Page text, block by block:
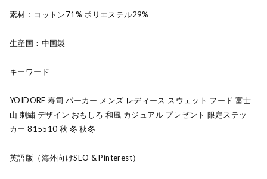
素材：コットン71% ポリエステル29%
生産国：中国製
キーワード
YOIDORE 寿司 パーカー メンズ レディース スウェット フード 富士
山 刺繍 デザイン おもしろ 和風 カジュアル プレゼント 限定ステッ
カー 815510 秋 冬 秋冬
英語版（海外向けSEO & Pinterest）